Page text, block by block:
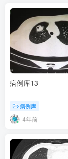
病例库13
病例库
4年前